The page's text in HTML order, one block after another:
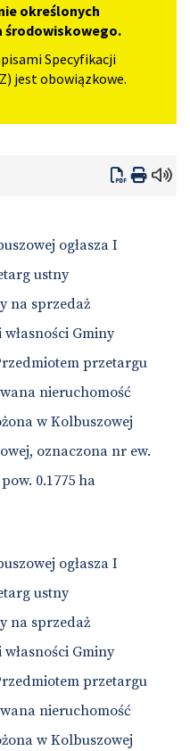
określonych
środowiskowego.
Specyfikacji
jest obowiązkowe.
ogłasza I
ustny
na sprzedaż
Gminy
przetargu
nieruchomość
w Kolbuszowej
oznaczona nr ew.
0.1775 ha
ogłasza I
ustny
na sprzedaż
Gminy
przetargu
nieruchomość
w Kolbuszowej